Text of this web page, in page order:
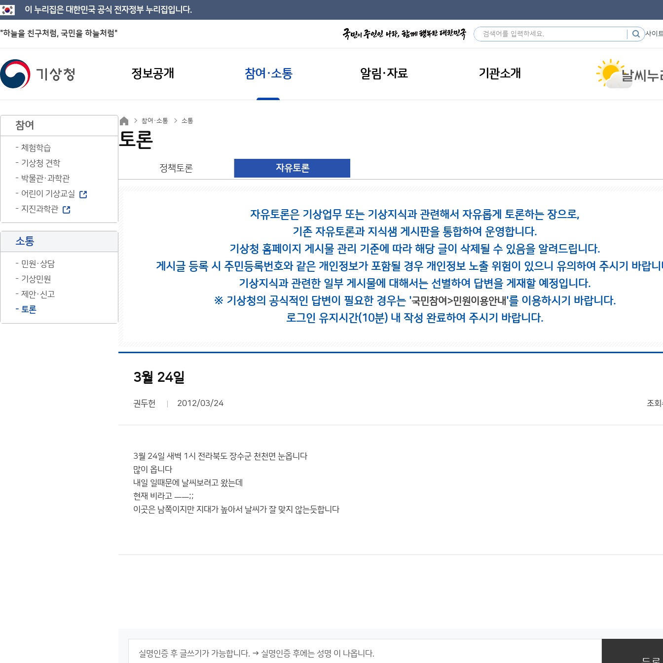
이 누리집은 대한민국 공식 전자정부 누리집입니다.
"하늘을 친구처럼, 국민을 하늘처럼" 사이
정보공개 참여·소통 알림·자료 기관소개
참여
체험학습
기상청 견학
박물관·과학관
어린이 기상교실
지진과학관
소통
민원·상담
기상민원
제안·신고
토론
참여·소통 소통
토론
정책토론 자유토론
자유토론은 기상업무 또는 기상지식과 관련해서 자유롭게 토론하는 장으로,
기존 자유토론과 지식샘 게시판을 통합하여 운영합니다.
기상청 홈페이지 게시물 관리 기준에 따라 해당 글이 삭제될 수 있음을 알려드립니다.
게시글 등록 시 주민등록번호와 같은 개인정보가 포함될 경우 개인정보 노출 위험이 있으니 유의하여 주시기 바랍니
기상지식과 관련한 일부 게시물에 대해서는 선별하여 답변을 게재할 예정입니다.
※ 기상청의 공식적인 답변이 필요한 경우는 '국민참여>민원이용안내'를 이용하시기 바랍니다.
로그인 유지시간(10분) 내 작성 완료하여 주시기 바랍니다.
3월 24일
권두헌 2012/03/24 조회
3월 24일 새벽 1시 전라북도 장수군 천천면 눈옵니다
많이 옵니다
내일 일때문에 날씨보려고 왔는데
현재 비라고 ㅡㅡ;;
이곳은 남쪽이지만 지대가 높아서 날씨가 잘 맞지 않는듯합니다